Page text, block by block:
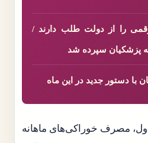
را از دولت طلب دارند /
پزشکیان سپرده شد
با دستور جدید در این ماه
مصرف خوراکی‌های ماهانه